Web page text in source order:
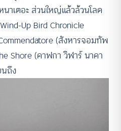
าเตอะ ส่วนใหญ่แล้วล้วนโลด
Up Bird Chronicle
(สังหารจอมทัพ
Shore (คาฟกา วิฬาร์ นาคา
ถึง